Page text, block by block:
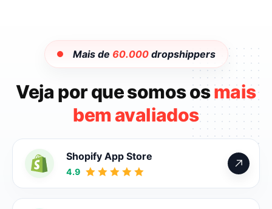
Mais de 60.000dropshippers
Veja por que somos osmais
bem avaliados
Shopify App Store
4.9